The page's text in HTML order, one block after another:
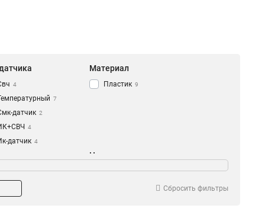
4
7
датчик 2
4
датчик 4
Материал
Пластик 9
1
Нечувствительность к
Сбросить фильтры